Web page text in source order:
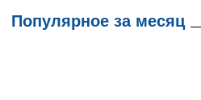
Популярное за месяц